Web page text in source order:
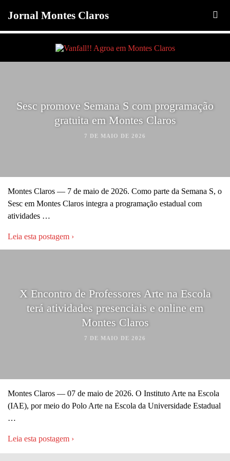
Jornal Montes Claros
Sesc promove Semana S com programação
gratuita em Montes Claros
7 DE MAIO DE 2026
Montes Claros — 7 de maio de 2026. Como parte da Semana S, o
Sesc em Montes Claros integra a programação estadual com
atividades …
Leia esta postagem ›
X Encontro de Professores Arte na Escola
terá atividades presenciais e online em
Montes Claros
7 DE MAIO DE 2026
Montes Claros — 07 de maio de 2026. O Instituto Arte na Escola
(IAE), por meio do Polo Arte na Escola da Universidade Estadual
…
Leia esta postagem ›